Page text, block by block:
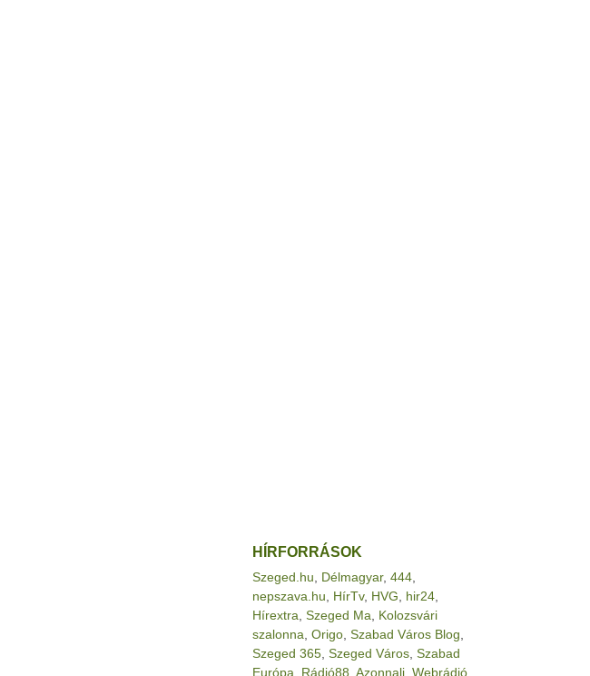
HÍRFORRÁSOK
Szeged.hu Délmagyar, 444
nepszava.hu
HírTv, HVG hir24
Hírextra Szeged Ma
Kolozsvári
szalonna Origo Szabad Város Blog
Szeged 365 Szeged Város Szabad
Európa
Rádió88 Azonnali Webrádió